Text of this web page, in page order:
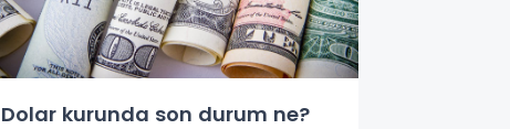
Dolar kurunda son durum ne?